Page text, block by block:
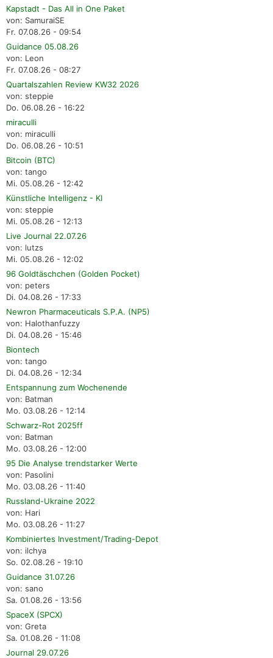
Kapstadt - Das All in One Paket
von: SamuraiSE
Fr. 07.08.26 - 09:54
Guidance 05.08.26
von: Leon
Fr. 07.08.26 - 08:27
Quartalszahlen Review KW32 2026
von: steppie
Do. 06.08.26 - 16:22
miraculli
von: miraculli
Do. 06.08.26 - 10:51
Bitcoin (BTC)
von: tango
Mi. 05.08.26 - 12:42
Künstliche Intelligenz - KI
von: steppie
Mi. 05.08.26 - 12:13
Live Journal 22.07.26
von: lutzs
Mi. 05.08.26 - 12:02
96 Goldtäschchen (Golden Pocket)
von: peters
Di. 04.08.26 - 17:33
Newron Pharmaceuticals S.P.A. (NP5)
von: Halothanfuzzy
Di. 04.08.26 - 15:46
Biontech
von: tango
Di. 04.08.26 - 12:34
Entspannung zum Wochenende
von: Batman
Mo. 03.08.26 - 12:14
Schwarz-Rot 2025ff
von: Batman
Mo. 03.08.26 - 12:00
95 Die Analyse trendstarker Werte
von: Pasolini
Mo. 03.08.26 - 11:40
Russland-Ukraine 2022
von: Hari
Mo. 03.08.26 - 11:27
Kombiniertes Investment/Trading-Depot
von: ilchya
So. 02.08.26 - 19:10
Guidance 31.07.26
von: sano
Sa. 01.08.26 - 13:56
SpaceX (SPCX)
von: Greta
Sa. 01.08.26 - 11:08
Journal 29.07.26